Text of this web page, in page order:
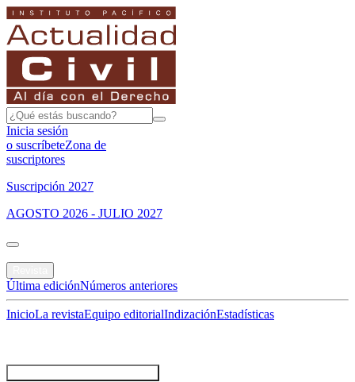
Inicia sesión
o suscríbeteZona de
suscriptores
Suscripción 2027
AGOSTO 2026 - JULIO 2027
Última ediciónNúmeros anteriores
InicioLa revistaEquipo editorialIndizaciónEstadísticas